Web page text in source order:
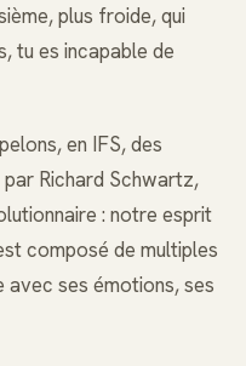
plus froide, qui
tu es incapable de
en IFS, des
Richard Schwartz,
: notre esprit
composé de multiples
avec ses émotions, ses